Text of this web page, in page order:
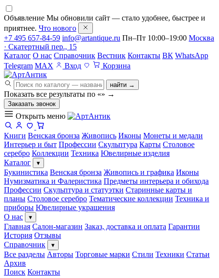
Объявление Мы обновили сайт — стало удобнее, быстрее и
приятнее. Что нового
+7 495 657-84-59 info@artantique.ru Пн–Пт 10:00–19:00 Москва
· Скатертный пер., 15
Каталог О нас Справочник Вестник Контакты ВК WhatsApp
Telegram MAX Вход Корзина
найти →
Показать все результаты по «» →
Заказать звонок
Открыть меню
Книги Венская бронза Живопись Иконы Монеты и медали
Интерьер и быт Профессии Скульптура Карты Столовое
серебро Коллекции Техника Ювелирные изделия
Каталог
▾
Букинистика Венская бронза Живопись и графика Иконы
Нумизматика и Фалеристика Предметы интерьера и обихода
Профессии Скульптура и статуэтки Старинные карты и
планы Столовое серебро Тематические коллекции Техника и
приборы Ювелирные украшения
О нас
▾
Главная Салон-магазин Заказ, доставка и оплата Гарантии
История Отзывы
Справочник
▾
Все разделы Авторы Торговые марки Стили Техники Статьи
Архив
Поиск Контакты